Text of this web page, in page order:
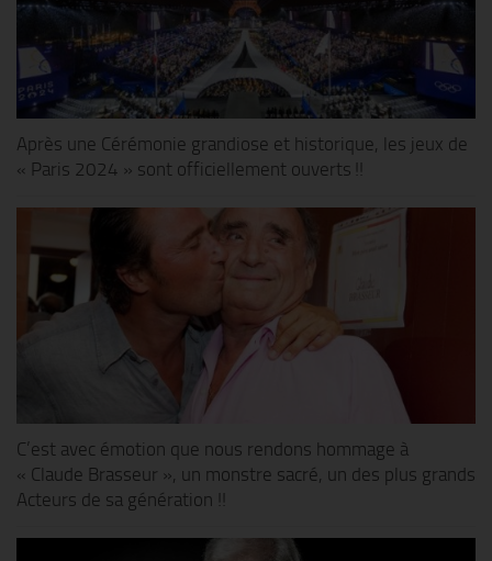
Après une Cérémonie grandiose et historique, les jeux de
« Paris 2024 » sont officiellement ouverts !!
C’est avec émotion que nous rendons hommage à
« Claude Brasseur », un monstre sacré, un des plus grands
Acteurs de sa génération !!